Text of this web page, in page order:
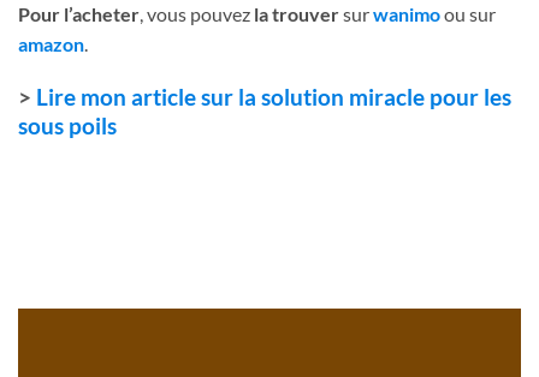
Pour l’acheter , vous pouvez la trouversurwanimoou sur
amazon
> Lire mon article sur la solution miracle pour les
sous poils